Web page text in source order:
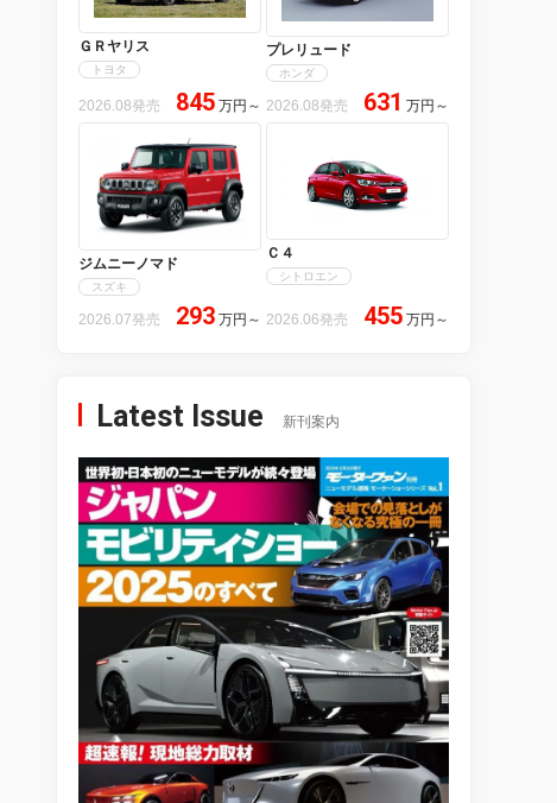
ＧＲヤリス
トヨタ
2026.08発売 845 万円 ～
プレリュード
ホンダ
2026.08発売 631 万円 ～
ジムニーノマド
スズキ
2026.07発売 293 万円 ～
Ｃ４
シトロエン
2026.06発売 455 万円 ～
Latest Issue 新刊案内